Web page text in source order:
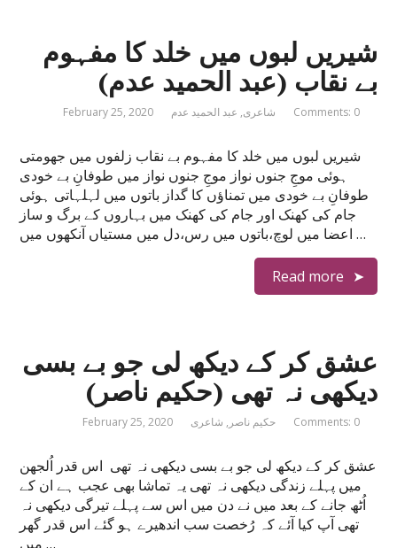
شیریں لبوں میں خلد کا مفہوم
بے نقاب (عبد الحمید عدم)
February 25, 2020 شاعری, عبد الحمید عدم Comments: 0
شیریں لبوں میں خلد کا مفہوم بے نقاب زلفوں میں جھومتی
ہوئی موجِ جنوں نواز موجِ جنوں نواز میں طوفانِ بے خودی
طوفانِ بے خودی میں تمناؤں کا گداز باتوں میں لہلہاتی ہوئی
جام کی کھنک اور جام کی کھنک میں بہاروں کے برگ و ساز
اعضا میں لوچ،باتوں میں رس،دل میں مستیاں آنکھوں میں …
Read more
عشق کر کے دیکھ لی جو بے بسی
دیکھی نہ تھی (حکیم ناصر)
February 25, 2020 حکیم ناصر , شاعری Comments: 0
عشق کر کے دیکھ لی جو بے بسی دیکھی نہ تھی اس قدر اُلجھن
میں پہلے زندگی دیکھی نہ تھی یہ تماشا بھی عجب ہے ان کے
اُٹھ جانے کے بعد میں نے دن میں اس سے پہلے تیرگی دیکھی نہ
تھی آپ کیا آئے کہ رُخصت سب اندھیرے ہو گئے اس قدر گھر
میں …